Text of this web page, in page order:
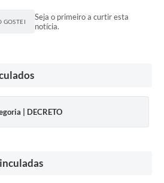
GOSTEI
Seja o primeiro a curtir esta
notícia.
| DECRETO